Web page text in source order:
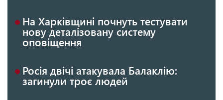
На Харківщині почнуть тестувати
нову деталізовану систему
оповіщення
Росія двічі атакувала Балаклію:
загинули троє людей